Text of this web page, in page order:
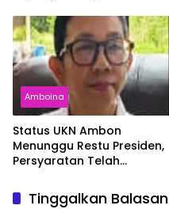
Kemiskinan Turun
Amboina
Status UKN Ambon
Menunggu Restu Presiden,
Persyaratan Telah
Tinggalkan Balasan